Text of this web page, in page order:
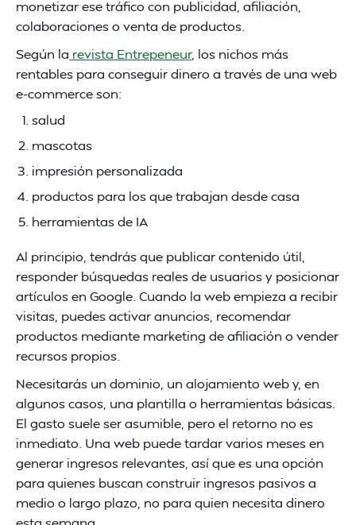
monetizar ese tráfico con publicidad, afiliación,
colaboraciones o venta de productos.
Según la revista Entrepeneur, los nichos más
rentables para conseguir dinero a través de una web
e-commerce son:
salud
mascotas
impresión personalizada
productos para los que trabajan desde casa
herramientas de IA
Al principio, tendrás que publicar contenido útil,
responder búsquedas reales de usuarios y posicionar
artículos en Google. Cuando la web empieza a recibir
visitas, puedes activar anuncios, recomendar
productos mediante marketing de afiliación o vender
recursos propios.
Necesitarás un dominio, un alojamiento web y, en
algunos casos, una plantilla o herramientas básicas.
El gasto suele ser asumible, pero el retorno no es
inmediato. Una web puede tardar varios meses en
generar ingresos relevantes, así que es una opción
para quienes buscan construir ingresos pasivos a
medio o largo plazo, no para quien necesita dinero